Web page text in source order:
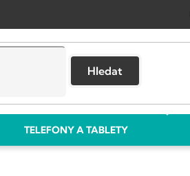
Hledat
TELEFONY A TABLETY